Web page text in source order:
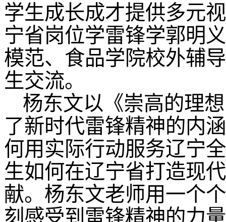
学生成长成才提供多元
宁省岗位学雷锋学郭明
模范、食品学院校外辅
生交流。
杨东文以《崇高的理想
了新时代雷锋精神的内
何用实际行动服务辽宁
生如何在辽宁省打造现
献。杨东文老师用一个
刻感受到雷锋精神的力